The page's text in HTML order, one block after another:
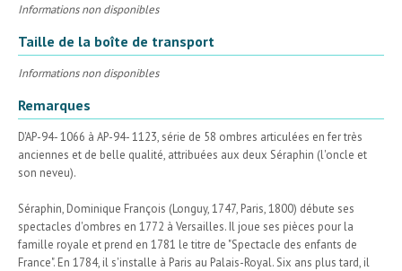
Informations non disponibles
Taille de la boîte de transport
Informations non disponibles
Remarques
D'AP-94- 1066 à AP-94- 1123, série de 58 ombres articulées en fer très
anciennes et de belle qualité, attribuées aux deux Séraphin (l'oncle et
son neveu).
Séraphin, Dominique François (Longuy, 1747, Paris, 1800) débute ses
spectacles d'ombres en 1772 à Versailles. Il joue ses pièces pour la
famille royale et prend en 1781 le titre de "Spectacle des enfants de
France". En 1784, il s'installe à Paris au Palais-Royal. Six ans plus tard, il